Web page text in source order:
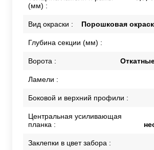
(мм) :
Вид окраски : Порошковая
Глубина секции (мм) :
Ворота :
Ламели :
Боковой и верхний профили :
Центральная усиливающая
планка :
Заклепки в цвет забора :